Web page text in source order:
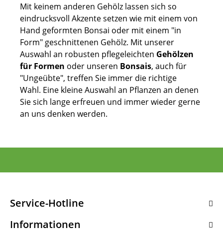
Mit keinem anderen Gehölz lassen sich so
eindrucksvoll Akzente setzen wie mit einem von
Hand geformten Bonsai oder mit einem "in
Form" geschnittenen Gehölz. Mit unserer
Auswahl an robusten pflegeleichten Gehölzen
für Formen oder unseren Bonsais, auch für
"Ungeübte", treffen Sie immer die richtige
Wahl. Eine kleine Auswahl an Pflanzen an denen
Sie sich lange erfreuen und immer wieder gerne
an uns denken werden.
Service-Hotline
Informationen